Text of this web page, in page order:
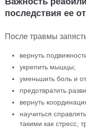
последствия ее
После травмы
вернуть
укрепить мышцы;
уменьшить боль и
предотвратить
вернуть
научиться
такими как стресс,